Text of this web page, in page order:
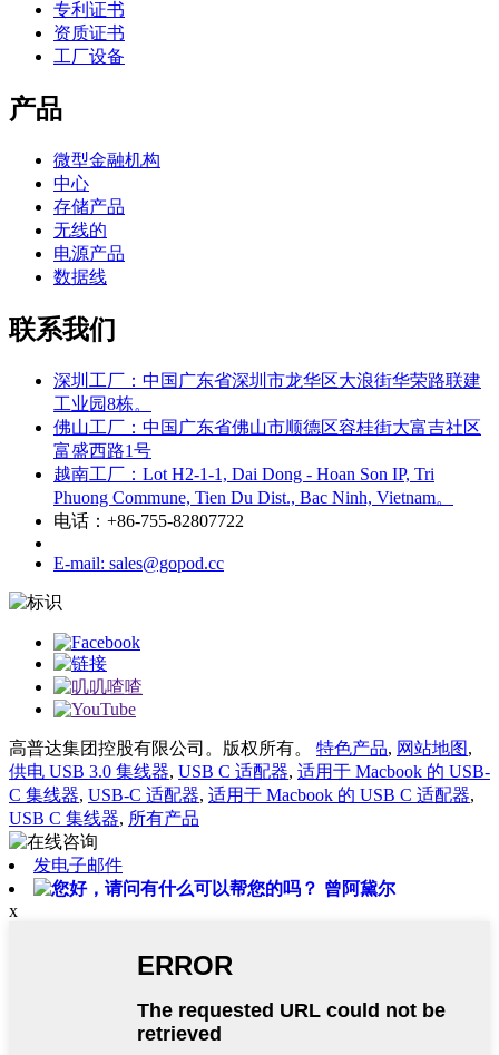
专利证书
资质证书
工厂设备
产品
微型金融机构
中心
存储产品
无线的
电源产品
数据线
联系我们
深圳工厂：中国广东省深圳市龙华区大浪街华荣路联建
工业园8栋。
佛山工厂：中国广东省佛山市顺德区容桂街大富吉社区
富盛西路1号
越南工厂：Lot H2-1-1, Dai Dong - Hoan Son IP, Tri
Phuong Commune, Tien Du Dist., Bac Ninh, Vietnam。
电话：+86-755-82807722
E-mail: sales@gopod.cc
高普达集团控股有限公司。版权所有。 特色产品, 网站地图,
供电 USB 3.0 集线器, USB C 适配器, 适用于 Macbook 的 USB-
C 集线器, USB-C 适配器, 适用于 Macbook 的 USB C 适配器,
USB C 集线器, 所有产品
发电子邮件
曾阿黛尔
x